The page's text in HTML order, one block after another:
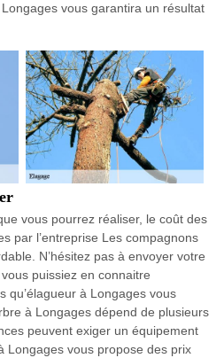
vous garantira un résultat
vous pourrez réaliser, le coût des
par l’entreprise Les compagnons
N’hésitez pas à envoyer votre
puissiez en connaitre
qu’élagueur à Longages vous
à Longages dépend de plusieurs
peuvent exiger un équipement
Longages vous propose des prix